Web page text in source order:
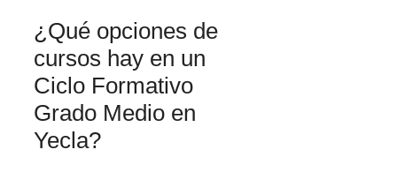
¿Qué opciones de
cursos hay en un
Ciclo Formativo
Grado Medio en
Yecla?